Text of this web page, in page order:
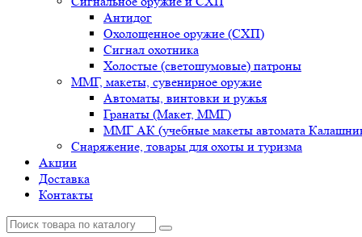
Антидог
Охолощенное оружие (СХП)
Сигнал охотника
Холостые (светошумовые) патроны
ММГ, макеты, сувенирное оружие
Автоматы, винтовки и ружья
Гранаты (Макет, ММГ)
ММГ АК (учебные макеты автомата
Снаряжение, товары для охоты и туризма
Акции
Доставка
Контакты